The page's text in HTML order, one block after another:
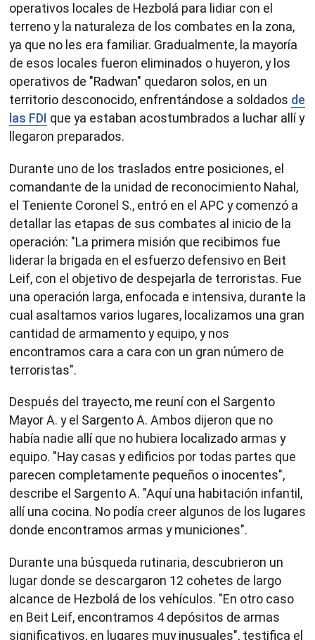
operativos locales de Hezbolá para lidiar con el
terreno y la naturaleza de los combates en la zona,
ya que no les era familiar. Gradualmente, la mayoría
de esos locales fueron eliminados o huyeron, y los
operativos de "Radwan" quedaron solos, en un
territorio desconocido, enfrentándose a soldados de
las FDI que ya estaban acostumbrados a luchar allí y
llegaron preparados.
Durante uno de los traslados entre posiciones, el
comandante de la unidad de reconocimiento Nahal,
el Teniente Coronel S., entró en el APC y comenzó a
detallar las etapas de sus combates al inicio de la
operación: "La primera misión que recibimos fue
liderar la brigada en el esfuerzo defensivo en Beit
Leif, con el objetivo de despejarla de terroristas. Fue
una operación larga, enfocada e intensiva, durante la
cual asaltamos varios lugares, localizamos una gran
cantidad de armamento y equipo, y nos
encontramos cara a cara con un gran número de
terroristas".
Después del trayecto, me reuní con el Sargento
Mayor A. y el Sargento A. Ambos dijeron que no
había nadie allí que no hubiera localizado armas y
equipo. "Hay casas y edificios por todas partes que
parecen completamente pequeños o inocentes",
describe el Sargento A. "Aquí una habitación infantil,
allí una cocina. No podía creer algunos de los lugares
donde encontramos armas y municiones".
Durante una búsqueda rutinaria, descubrieron un
lugar donde se descargaron 12 cohetes de largo
alcance de Hezbolá de los vehículos. "En otro caso
en Beit Leif, encontramos 4 depósitos de armas
significativos, en lugares muy inusuales", testifica el